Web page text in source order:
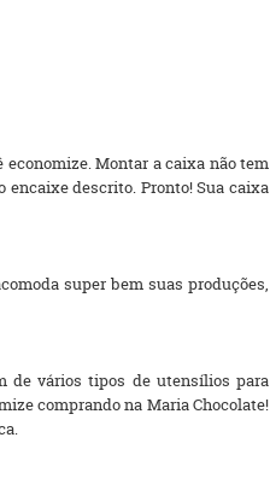
Montar a caixa não tem
encaixe descrito. Pronto! Sua caixa
super bem suas produções,
de vários tipos de utensílios para
comprando na Maria Chocolate!